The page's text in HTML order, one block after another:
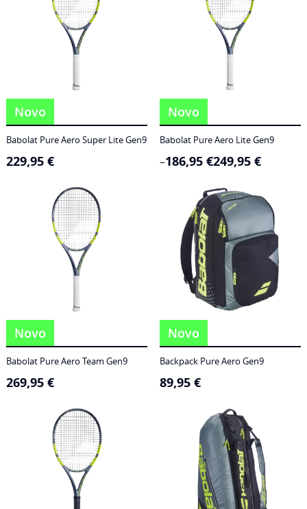
Novo
Babolat Pure Aero Super Lite Gen9
229,95 €
Novo
Babolat Pure Aero Lite Gen9
186,95 €
– 249,95 €
Price
range:
249,95 €
Novo
Babolat Pure Aero Team Gen9
269,95 €
Novo
Backpack Pure Aero Gen9
89,95 €